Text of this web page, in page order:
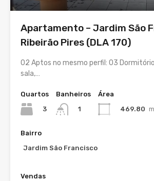
Apartamento – Jardim São
Ribeirão Pires (DLA 170)
02 Aptos no mesmo perfil: 03
sala,…
Quartos
3
Banheiros
1
Área
469.80
Bairro
Jardim São Francisco
Vendas